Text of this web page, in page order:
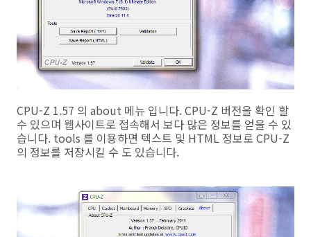
CPU-Z 1.57 의 about 메뉴 입니다. CPU-Z 버전을 확인 할
수 있으며 웹사이트로 접속해서 보다 많은 정보를 얻을 수 있
습니다. tools 를 이용하면 텍스트 및 HTML 정보로 CPU-Z
의 정보를 저장시킬 수 도 있습니다.